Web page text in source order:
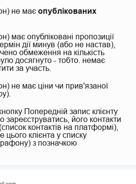
не має опублікованих
має опубліковані пропозиції
дії минув (або не настав),
обмеження на кількість
досягнуто - тобто. немає
за участь.
не має ціни чи прив'язаної
Попередній запис клієнту
зареєструватись, його контакти
контактів на платформі),
клієнта у списку
з позначкою